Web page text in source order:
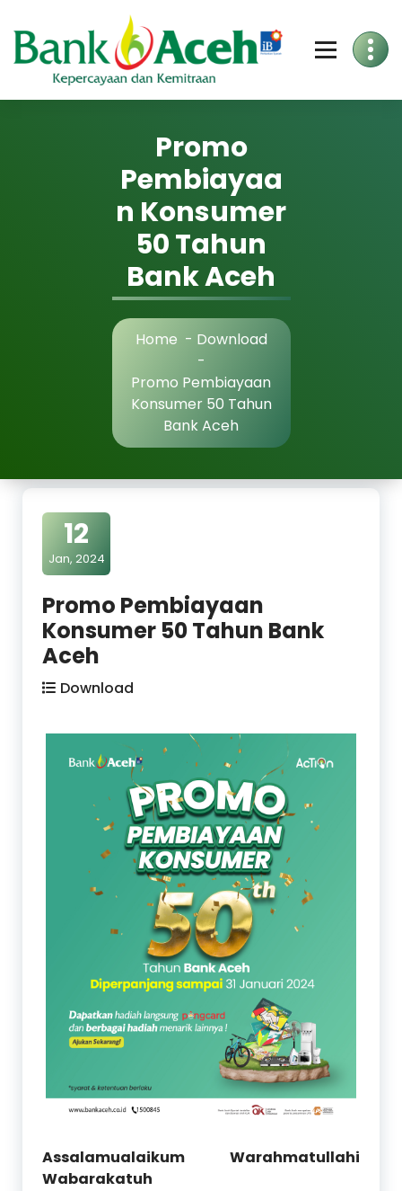
to
Content
Promo
Pembiayaa
n Konsumer
50 Tahun
Bank Aceh
Home - Download
-
Promo Pembiayaan
Konsumer 50 Tahun
Bank Aceh
12
Jan, 2024
Promo Pembiayaan
Konsumer 50 Tahun Bank
Aceh
Download
Assalamualaikum Warahmatullahi
Wabarakatuh